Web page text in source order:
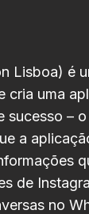
Lisboa) é
cria uma
sucesso –
a
de
no